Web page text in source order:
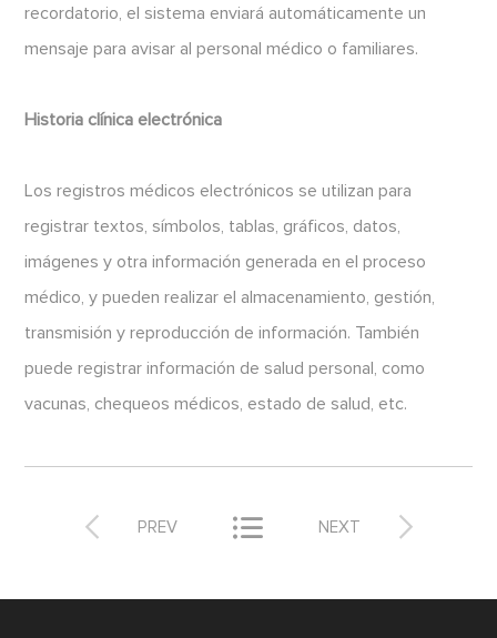
recordatorio, el sistema enviará automáticamente un
mensaje para avisar al personal médico o familiares.
Historia clínica electrónica
Los registros médicos electrónicos se utilizan para
registrar textos, símbolos, tablas, gráficos, datos,
imágenes y otra información generada en el proceso
médico, y pueden realizar el almacenamiento, gestión,
transmisión y reproducción de información. También
puede registrar información de salud personal, como
vacunas, chequeos médicos, estado de salud, etc.
 PREV  
NEXT